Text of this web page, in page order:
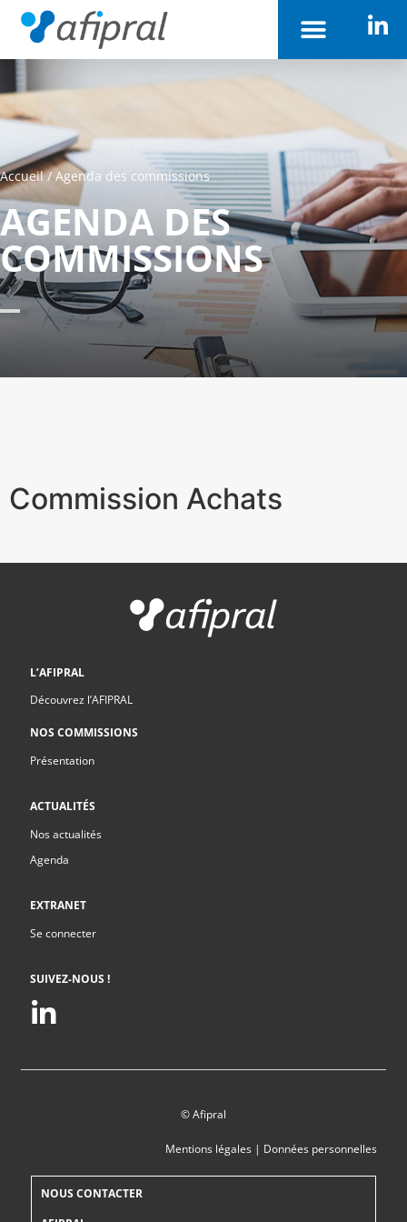
Accueil/ Agenda des commissions
AGENDA DES
COMMISSIONS
Commission Achats
L’AFIPRAL
Découvrez l’AFIPRAL
NOS COMMISSIONS
Présentation
ACTUALITÉS
Nos actualités
Agenda
EXTRANET
Se connecter
SUIVEZ-NOUS !
© Afipral
Mentions légales| Données personnelles
NOUS CONTACTER